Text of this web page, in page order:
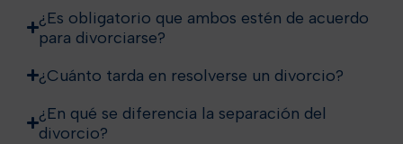
¿Es obligatorio que ambos estén de acuerdo
para divorciarse?
¿Cuánto tarda en resolverse un divorcio?
¿En qué se diferencia la separación del
divorcio?